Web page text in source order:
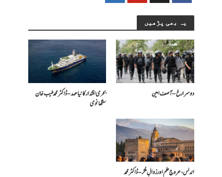
یہ بھی پڑھیں
دوسرا رخ – آصف امین
بحری اقتدار کا نیا عہد – ڈاکٹر محمد طیب خان
سنگھانوی
اندلس، عروجِ علم اور زوالِ فکر – ڈاکٹر محمد